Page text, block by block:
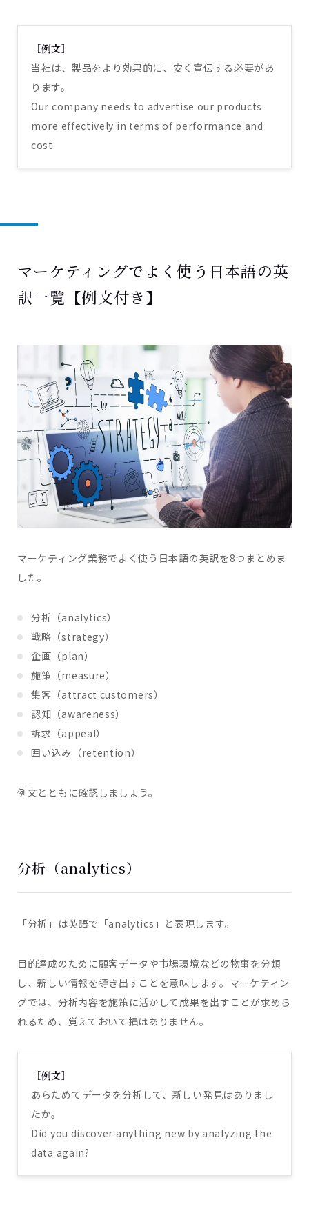
［例文］
当社は、製品をより効果的に、安く宣伝する必要があ
ります。
Our company needs to advertise our products
more effectively in terms of performance and
cost.
マーケティングでよく使う日本語の英
訳一覧【例文付き】
マーケティング業務でよく使う日本語の英訳を8つまとめま
した。
分析（analytics）
戦略（strategy）
企画（plan）
施策（measure）
集客（attract customers）
認知（awareness）
訴求（appeal）
囲い込み（retention）
例文とともに確認しましょう。
分析（analytics）
「分析」は英語で「analytics」と表現します。
目的達成のために顧客データや市場環境などの物事を分類
し、新しい情報を導き出すことを意味します。マーケティン
グでは、分析内容を施策に活かして成果を出すことが求めら
れるため、覚えておいて損はありません。
［例文］
あらためてデータを分析して、新しい発見はありまし
たか。
Did you discover anything new by analyzing the
data again?